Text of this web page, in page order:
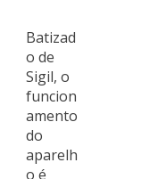
Batizad
o de
Sigil, o
funcion
amento
do
aparelh
o é